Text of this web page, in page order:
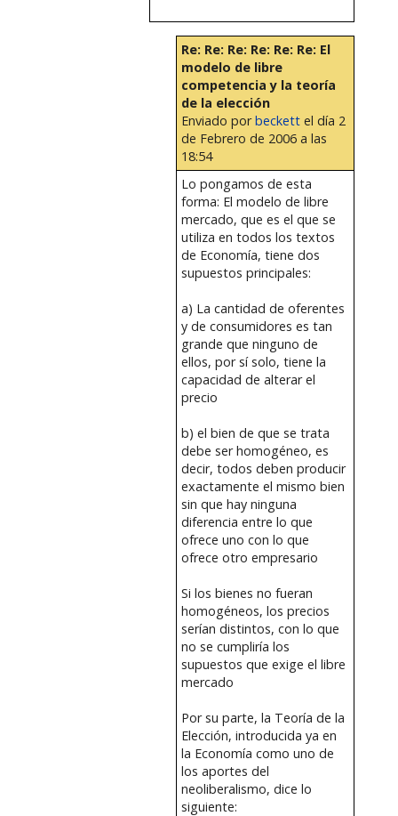
Re: Re: Re: Re: Re: Re: El
modelo de libre
competencia y la teoría
de la elección
Enviado porbeckettel día 2
de Febrero de 2006 a las
18:54
Lo pongamos de esta
forma: El modelo de libre
mercado, que es el que se
utiliza en todos los textos
de Economía, tiene dos
supuestos principales:
a) La cantidad de oferentes
y de consumidores es tan
grande que ninguno de
ellos, por sí solo, tiene la
capacidad de alterar el
precio
b) el bien de que se trata
debe ser homogéneo, es
decir, todos deben producir
exactamente el mismo bien
sin que hay ninguna
diferencia entre lo que
ofrece uno con lo que
ofrece otro empresario
Si los bienes no fueran
homogéneos, los precios
serían distintos, con lo que
no se cumpliría los
supuestos que exige el libre
mercado
Por su parte, la Teoría de la
Elección, introducida ya en
la Economía como uno de
los aportes del
neoliberalismo, dice lo
siguiente: